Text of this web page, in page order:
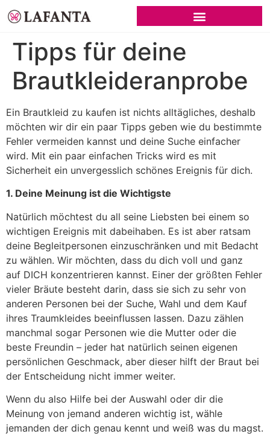
Tipps für deine
Brautkleideranprobe
Ein Brautkleid zu kaufen ist nichts alltägliches, deshalb
möchten wir dir ein paar Tipps geben wie du bestimmte
Fehler vermeiden kannst und deine Suche einfacher
wird. Mit ein paar einfachen Tricks wird es mit
Sicherheit ein unvergesslich schönes Ereignis für dich.
1. Deine Meinung ist die Wichtigste
Natürlich möchtest du all seine Liebsten bei einem so
wichtigen Ereignis mit dabeihaben. Es ist aber ratsam
deine Begleitpersonen einzuschränken und mit Bedacht
zu wählen. Wir möchten, dass du dich voll und ganz
auf DICH konzentrieren kannst. Einer der größten Fehler
vieler Bräute besteht darin, dass sie sich zu sehr von
anderen Personen bei der Suche, Wahl und dem Kauf
ihres Traumkleides beeinflussen lassen. Dazu zählen
manchmal sogar Personen wie die Mutter oder die
beste Freundin – jeder hat natürlich seinen eigenen
persönlichen Geschmack, aber dieser hilft der Braut bei
der Entscheidung nicht immer weiter.
Wenn du also Hilfe bei der Auswahl oder dir die
Meinung von jemand anderen wichtig ist, wähle
jemanden der dich genau kennt und weiß was du magst.